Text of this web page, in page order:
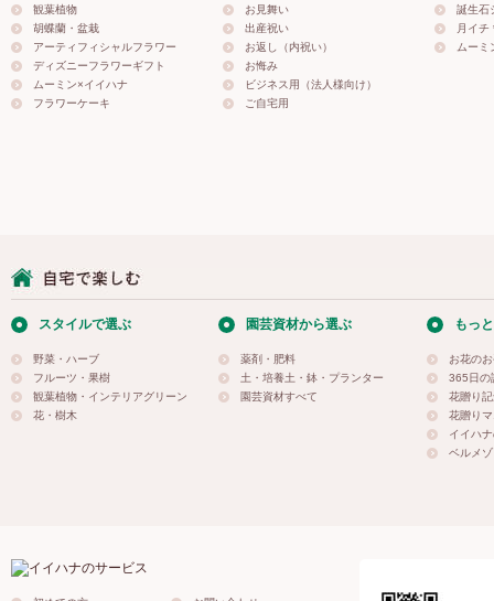
観葉植物
胡蝶蘭・盆栽
アーティフィシャルフラワー
ディズニーフラワーギフト
ムーミン×イイハナ
フラワーケーキ
お見舞い
出産祝い
お返し（内祝い）
お悔み
ビジネス用（法人様向け）
ご自宅用
誕生石
月イチ
ムーミ
スタイルで選ぶ
野菜・ハーブ
フルーツ・果樹
観葉植物・インテリアグリーン
花・樹木
園芸資材から選ぶ
薬剤・肥料
土・培養土・鉢・プランター
園芸資材すべて
もっ
お花の
365日の
花贈り
花贈り
イイハ
ベルメ